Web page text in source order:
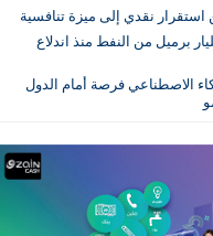
استقرار نقدي إلى ميزة تنافسية
يفقد 2.6 مليار برميل من النفط منذ اندلاع
الاصطناعي فرصة أمام الدول